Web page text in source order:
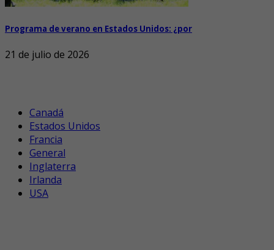
Programa de verano en Estados Unidos: ¿por
21 de julio de 2026
Canadá
Estados Unidos
Francia
General
Inglaterra
Irlanda
USA